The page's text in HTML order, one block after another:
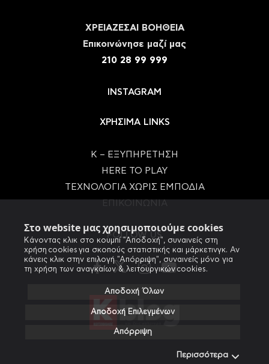
Στο website μας χρησιμοποιούμε cookies
Κάνοντας κλικ στο κουμπί "Αποδοχή", συναινείς στη
χρήση cookies για σκοπούς στατιστικής και μάρκετινγκ. Αν
κάνεις κλικ στην επιλογή "Απόρριψη", συναινείς μόνο για
τη χρήση των αναγκαίων & λειτουργικών cookies.
Αποδοχή Όλων
Αποδοχή Επιλεγμένων
Απόρριψη
Περισσότερα
ΧΡΕΙΑΖΕΣΑΙ ΒΟΗΘΕΙΑ
Eπικοινώνησε μαζί μας
210 28 99 999
INSTAGRAM
ΧΡΗΣΙΜΑ LINKS
Κ – ΕΞΥΠΗΡΕΤΗΣΗ
HERE TO PLAY
ΤΕΧΝΟΛΟΓΙΑ ΧΩΡΙΣ ΕΜΠΟΔΙΑ
FOLLOW US